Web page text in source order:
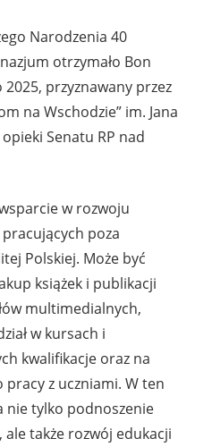
Narodzenia 40
otrzymało Bon
przyznawany przez
na Wschodzie” im. Jana
Senatu RP nad
w rozwoju
poza
Polskiej. Może być
książek i publikacji
multimedialnych,
w kursach i
kwalifikacje oraz na
z uczniami. W ten
nie tylko podnoszenie
także rozwój edukacji